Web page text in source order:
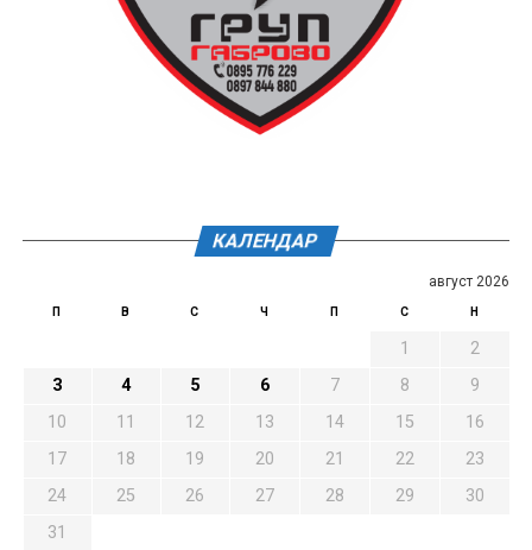
КАЛЕНДАР
август 2026
П В С Ч П С Н
1
2
3
4 5 6 7 8
9
10
11 12 13 14 15
16
17
18 19 20 21 22
23
24
25 26 27 28 29
30
31